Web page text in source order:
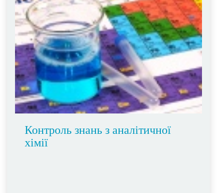
Контроль знань з аналітичної
хімії